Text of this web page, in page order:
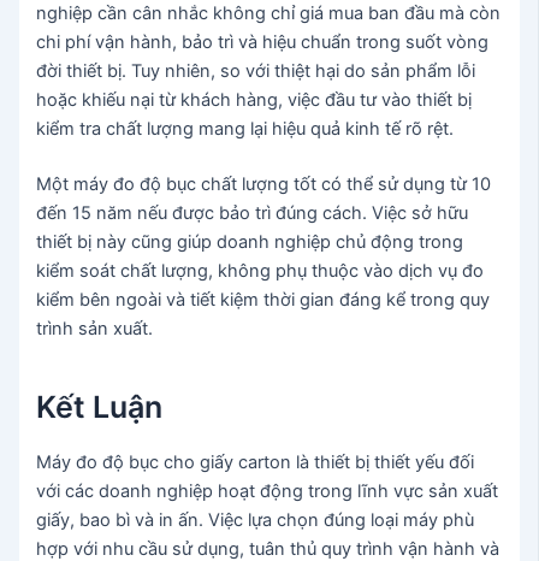
nghiệp cần cân nhắc không chỉ giá mua ban đầu mà còn
chi phí vận hành, bảo trì và hiệu chuẩn trong suốt vòng
đời thiết bị. Tuy nhiên, so với thiệt hại do sản phẩm lỗi
hoặc khiếu nại từ khách hàng, việc đầu tư vào thiết bị
kiểm tra chất lượng mang lại hiệu quả kinh tế rõ rệt.
Một máy đo độ bục chất lượng tốt có thể sử dụng từ 10
đến 15 năm nếu được bảo trì đúng cách. Việc sở hữu
thiết bị này cũng giúp doanh nghiệp chủ động trong
kiểm soát chất lượng, không phụ thuộc vào dịch vụ đo
kiểm bên ngoài và tiết kiệm thời gian đáng kể trong quy
trình sản xuất.
Kết Luận
Máy đo độ bục cho giấy carton là thiết bị thiết yếu đối
với các doanh nghiệp hoạt động trong lĩnh vực sản xuất
giấy, bao bì và in ấn. Việc lựa chọn đúng loại máy phù
hợp với nhu cầu sử dụng, tuân thủ quy trình vận hành và